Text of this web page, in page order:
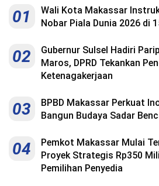
01
Wali Kota Makassar
Nobar Piala Dunia 2026 di
02
Gubernur Sulsel Hadiri
Maros, DPRD Tekankan
Ketenagakerjaan
03
BPBD Makassar Perkuat
Bangun Budaya Sadar
04
Pemkot Makassar Mulai
Proyek Strategis Rp350
Pemilihan Penyedia